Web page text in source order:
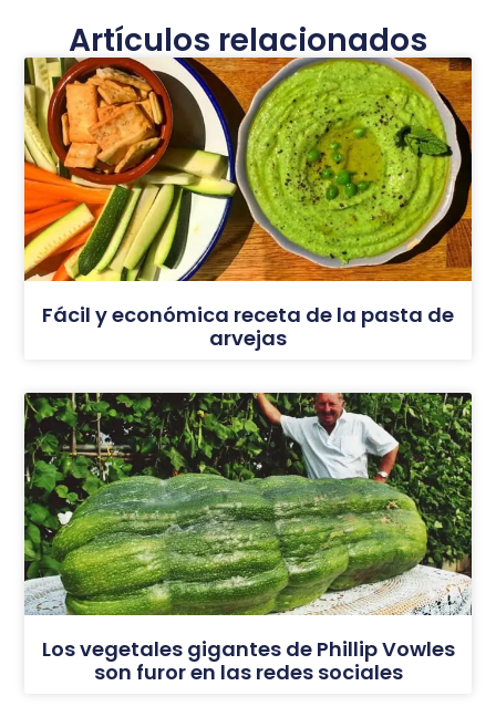
Artículos relacionados
Fácil y económica receta de la pasta de
arvejas
Los vegetales gigantes de Phillip Vowles
son furor en las redes sociales